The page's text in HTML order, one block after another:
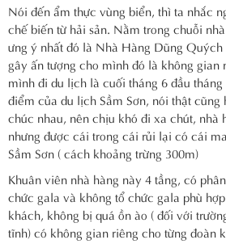
Nói đến ẩm thực vùng biển, thì ta nhắc
chế biến từ hải sản. Nằm trong chuỗi
ưng ý nhất đó là Nhà Hàng Dũng Quých
gây ấn tượng cho mình đó là không gian
mình đi du lịch là cuối tháng 6 đầu
điểm của du lịch Sầm Sơn, nói thật
chúc nhau, nên chịu khó đi xa chút, nhà
nhưng được cái trong cái rủi lại có cái
Sầm Sơn ( cách khoảng trừng 300m)
Khuân viên nhà hàng này 4 tầng, có
chức gala và không tổ chức gala phù
khách, không bị quá ồn ào ( đối với
tĩnh) có không gian riêng cho từng đoàn